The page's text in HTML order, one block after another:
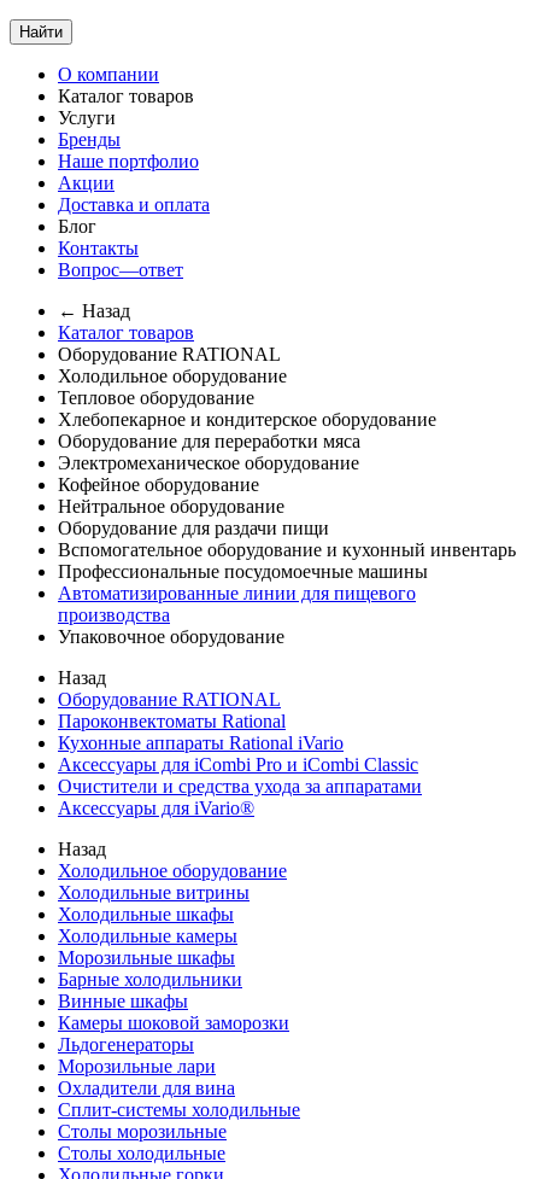
Найти
О компании
Каталог товаров
Услуги
Бренды
Наше портфолио
Акции
Доставка и оплата
Блог
Контакты
Вопрос—ответ
← Назад
Каталог товаров
Оборудование RATIONAL
Холодильное оборудование
Тепловое оборудование
Хлебопекарное и кондитерское оборудование
Оборудование для переработки мяса
Электромеханическое оборудование
Кофейное оборудование
Нейтральное оборудование
Оборудование для раздачи пищи
Вспомогательное оборудование и кухонный инвентарь
Профессиональные посудомоечные машины
Автоматизированные линии для пищевого
производства
Упаковочное оборудование
Назад
Оборудование RATIONAL
Пароконвектоматы Rational
Кухонные аппараты Rational iVario
Аксессуары для iCombi Pro и iCombi Classic
Очистители и средства ухода за аппаратами
Аксессуары для iVario®
Назад
Холодильное оборудование
Холодильные витрины
Холодильные шкафы
Холодильные камеры
Морозильные шкафы
Барные холодильники
Винные шкафы
Камеры шоковой заморозки
Льдогенераторы
Морозильные лари
Охладители для вина
Сплит-системы холодильные
Столы морозильные
Столы холодильные
Холодильные горки